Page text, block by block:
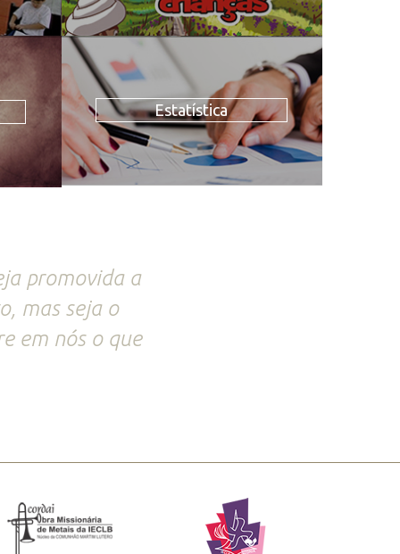
Estatística
promovida a
mas seja o
em nós o que